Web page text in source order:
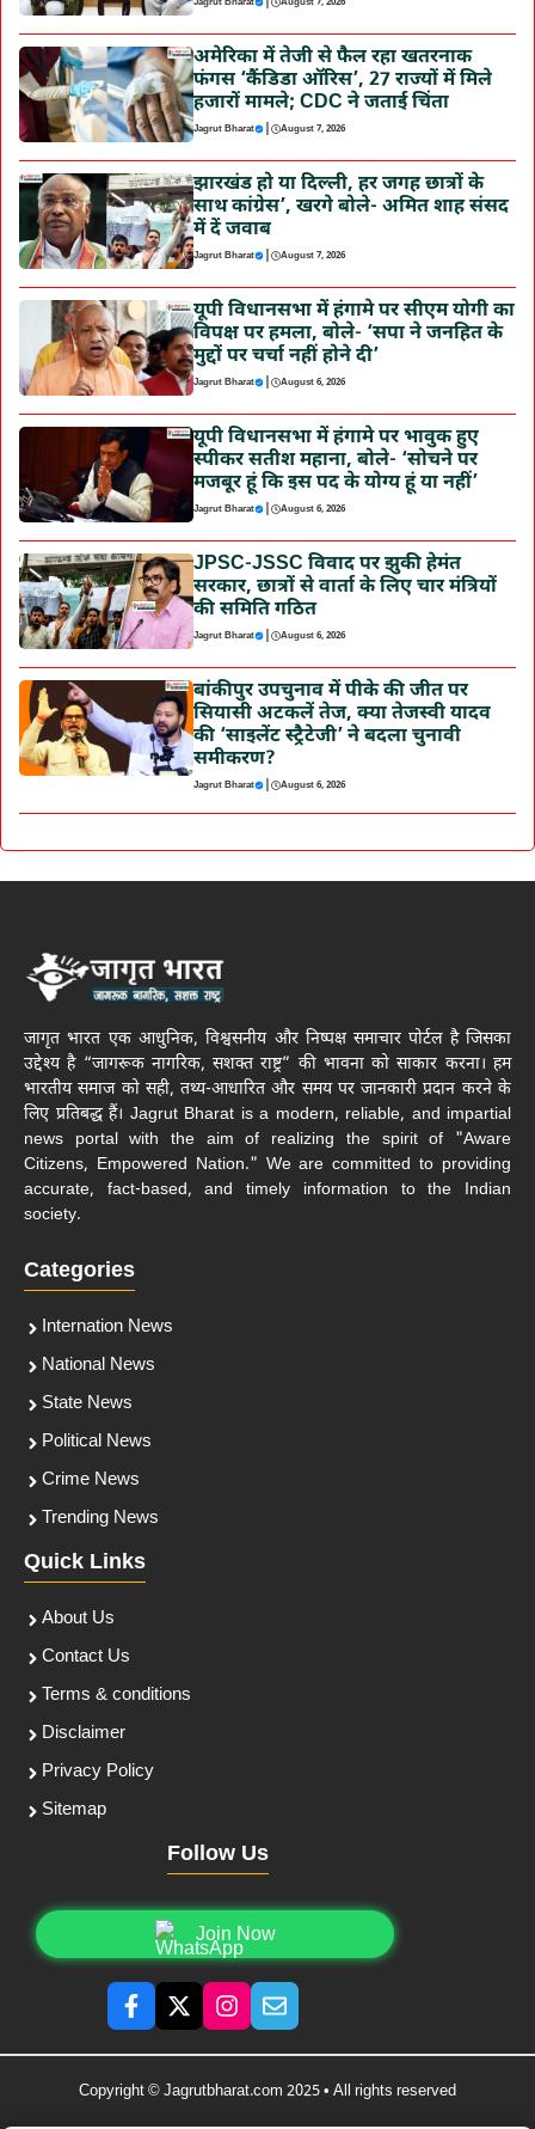
अमेरिका में तेजी से फैल रहा खतरनाक
फंगस ‘कैंडिडा ऑरिस’, 27 राज्यों में मिले
हजारों मामले; CDC ने जताई चिंता
Jagrut Bharat | August 7, 2026
झारखंड हो या दिल्ली, हर जगह छात्रों के
साथ कांग्रेस’, खरगे बोले- अमित शाह संसद
में दें जवाब
Jagrut Bharat | August 7, 2026
यूपी विधानसभा में हंगामे पर सीएम योगी का
विपक्ष पर हमला, बोले- ‘सपा ने जनहित के
मुद्दों पर चर्चा नहीं होने दी’
Jagrut Bharat | August 6, 2026
यूपी विधानसभा में हंगामे पर भावुक हुए
स्पीकर सतीश महाना, बोले- ‘सोचने पर
मजबूर हूं कि इस पद के योग्य हूं या नहीं’
Jagrut Bharat | August 6, 2026
JPSC-JSSC विवाद पर झुकी हेमंत
सरकार, छात्रों से वार्ता के लिए चार मंत्रियों
की समिति गठित
Jagrut Bharat | August 6, 2026
बांकीपुर उपचुनाव में पीके की जीत पर
सियासी अटकलें तेज, क्या तेजस्वी यादव
की ‘साइलेंट स्ट्रैटेजी’ ने बदला चुनावी
समीकरण?
Jagrut Bharat | August 6, 2026
जागृत भारत एक आधुनिक, विश्वसनीय और निष्पक्ष समाचार पोर्टल है जिसका
उद्देश्य है “जागरूक नागरिक, सशक्त राष्ट्र” की भावना को साकार करना। हम
भारतीय समाज को सही, तथ्य-आधारित और समय पर जानकारी प्रदान करने के
लिए प्रतिबद्ध हैं। Jagrut Bharat is a modern, reliable, and impartial
news portal with the aim of realizing the spirit of "Aware
Citizens, Empowered Nation." We are committed to providing
accurate, fact-based, and timely information to the Indian
society.
Categories
Internation News
National News
State News
Political News
Crime News
Trending News
Quick Links
About Us
Contact Us
Terms & conditions
Disclaimer
Privacy Policy
Sitemap
Follow Us
Join Now
Copyright © Jagrutbharat.com 2025 • All rights reserved